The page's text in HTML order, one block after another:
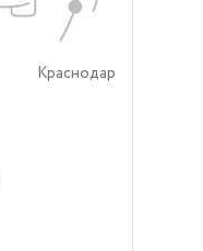
Краснодар